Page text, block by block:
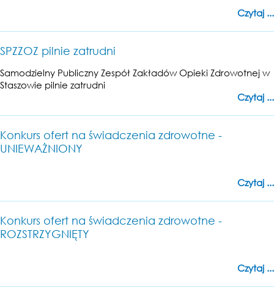
Czytaj ...
SPZZOZ pilnie zatrudni
Samodzielny Publiczny Zespół Zakładów Opieki Zdrowotnej w
Staszowie pilnie zatrudni
Czytaj ...
Konkurs ofert na świadczenia zdrowotne -
UNIEWAŻNIONY
Czytaj ...
Konkurs ofert na świadczenia zdrowotne -
ROZSTRZYGNIĘTY
Czytaj ...